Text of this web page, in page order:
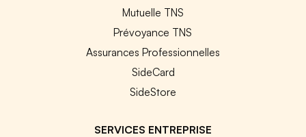
Mutuelle TNS
Prévoyance TNS
Assurances Professionnelles
SideCard
SideStore
SERVICES ENTREPRISE